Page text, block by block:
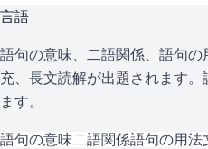
言語
語句の意味、二語関係、語句
充、長文読解が出題されます
ます。
語句の意味二語関係語句の用法